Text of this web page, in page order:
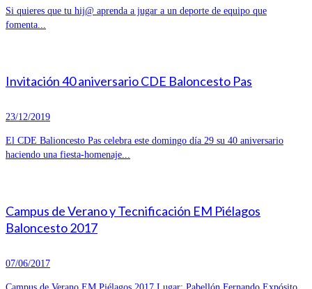
Si quieres que tu hij@ aprenda a jugar a un deporte de equipo que
fomenta...
Invitación 40 aniversario CDE Baloncesto Pas
23/12/2019
El CDE Balioncesto Pas celebra este domingo día 29 su 40 aniversario
haciendo una fiesta-homenaje...
Campus de Verano y Tecnificación EM Piélagos
Baloncesto 2017
07/06/2017